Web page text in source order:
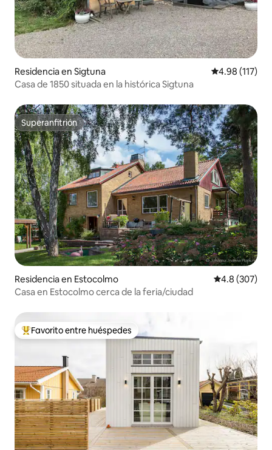
Residencia en Sigtuna Calificación
4.98 (117)
Casa de 1850 situada en la histórica Sigtuna
Superanfitrión
Superanfitrión
Residencia en Estocolmo Calificación
4.8 (307)
Casa en Estocolmo cerca de la feria/ciudad
De los mejores en Favorito entre huéspedes
Favorito entre huéspedes